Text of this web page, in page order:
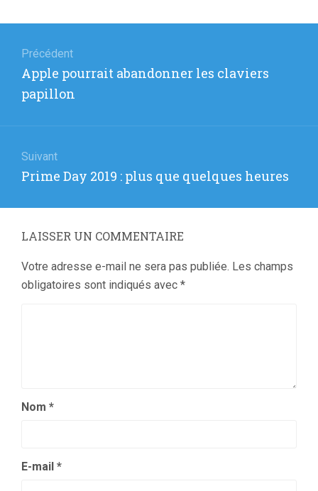
de
l’article
Précédent
Article
précédent
Apple pourrait abandonner les claviers
papillon
Suivant
Article
:
Prime Day 2019 : plus que quelques heures
LAISSER UN COMMENTAIRE
Votre adresse e-mail ne sera pas publiée. Les champs
obligatoires sont indiqués avec *
Nom *
E-mail *